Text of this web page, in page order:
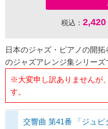
税込： 2,420
日本のジャズ・ピアノの開
のジャズアレンジ集シリーズ
※大変申し訳ありませんが
す。
交響曲 第41番 「ジュピ